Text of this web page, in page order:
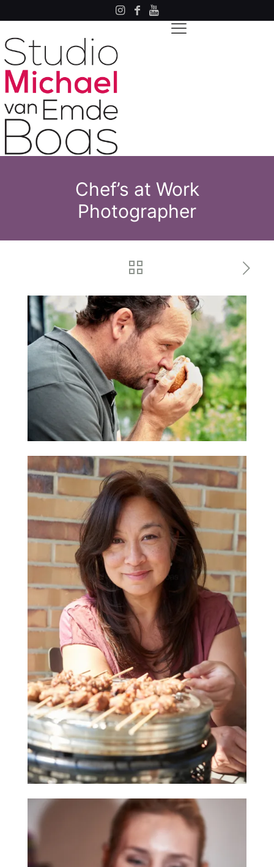
Chef’s at Work
Photographer